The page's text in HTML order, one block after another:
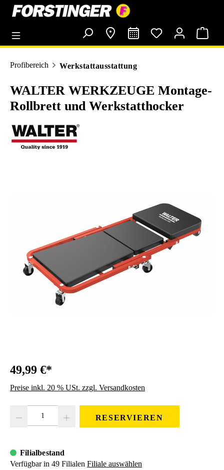
springen
Profibereich Werkstattausstattung
WALTER WERKZEUGE Montage-
Rollbrett und Werkstatthocker
49,99 €*
Preise inkl. 20 % USt. zzgl. Versandkosten
RESERVIEREN
Filialbestand
Verfügbar in 49 Filialen Filiale auswählen